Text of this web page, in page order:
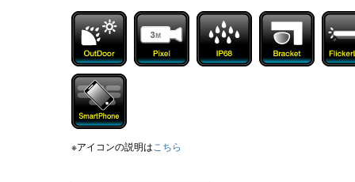
※アイコンの説明はこちら